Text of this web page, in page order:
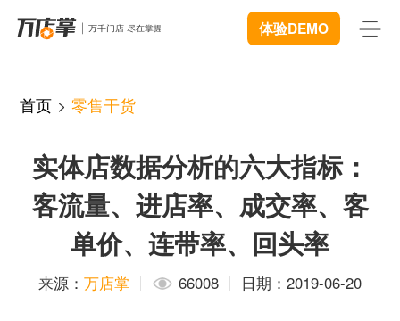
体验DEMO
智能巡店
客流统计
商业BI
体验中心 New
解决方案
成功案例
首页 > 零售干货
实体店数据分析的六大指标：
客流量、进店率、成交率、客
单价、连带率、回头率
来源：万店掌 66008 日期：2019-06-20